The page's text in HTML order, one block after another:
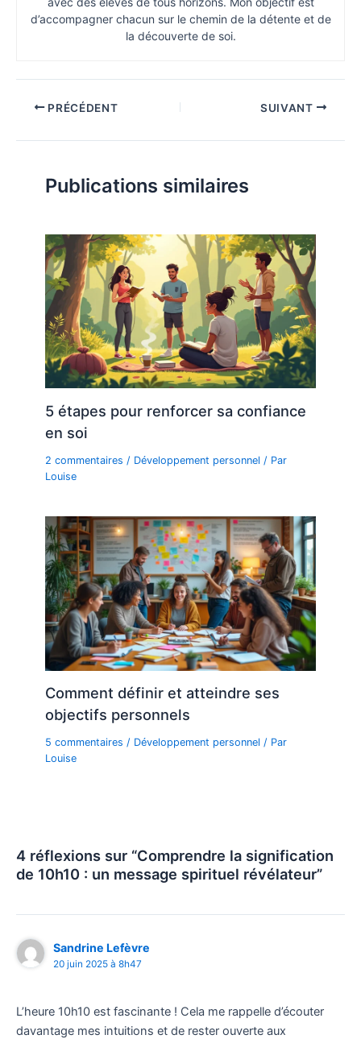
d’accompagner chacun sur le chemin de la détente et de
la découverte de soi.
PRÉCÉDENT SUIVANT
Publications similaires
5 étapes pour renforcer sa confiance
en soi
2 commentaires / Développement personnel / Par
Louise
Comment définir et atteindre ses
objectifs personnels
5 commentaires / Développement personnel / Par
Louise
4 réflexions sur “Comprendre la signification
de 10h10 : un message spirituel révélateur”
Sandrine Lefèvre
20 juin 2025 à 8h47
L’heure 10h10 est fascinante ! Cela me rappelle d’écouter
davantage mes intuitions et de rester ouverte aux